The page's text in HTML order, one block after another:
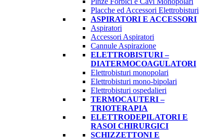
Placche ed Accessori Elettrobisturi
ASPIRATORI E ACCESSORI
Aspiratori
Accessori Aspiratori
Cannule Aspirazione
ELETTROBISTURI –
DIATERMOCOAGULATORI
Elettrobisturi monopolari
Elettrobisturi mono-bipolari
Elettrobisturi ospedalieri
TERMOCAUTERI –
TRIOTERAPIA
ELETTRODEPILATORI E
RASOI CHIRURGICI
SCHIZZETTONI E